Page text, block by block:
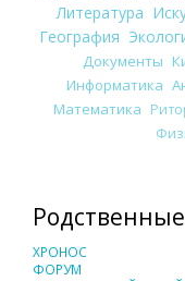
Литература
География
Документы
Информатика
Математика
ХРОНОС
ФОРУМ